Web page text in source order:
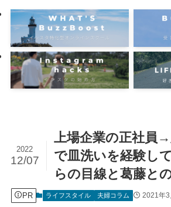
上場企業の正社員
で皿洗いを経験し
らの目線と葛藤と
2022
12/07
PR ライフスタイル 夫婦コラム 2021年3